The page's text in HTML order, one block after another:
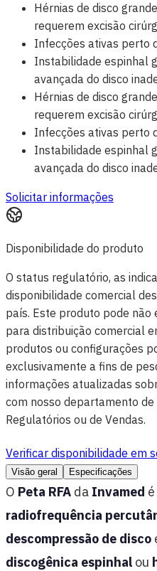
Hérnias de disco
requerem excisão
Infecções ativas perto
Instabilidade espinhal
avançada do disco
Hérnias de disco
requerem excisão
Infecções ativas perto
Instabilidade espinhal
avançada do disco
Solicitar informações
Disponibilidade do produto
O status regulatório, as
disponibilidade comercial
país. Este produto pode
para distribuição comercial
produtos ou configurações
exclusivamente a fins de
informações atualizadas
com nosso departamento de
Regulatórios ou de Vendas.
Verificar disponibilidade em
Visão geral Especificações
O Peta RFA da Invamed
radiofrequência
descompressão de disco
discogênica espinhal ou